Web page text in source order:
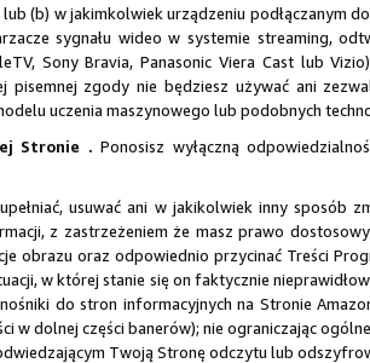
lub (b) w jakimkolwiek urządzeniu podłączanym
sygnału wideo w systemie streaming,
Sony Bravia, Panasonic Viera Cast lub
pisemnej zgody nie będziesz używać ani
uczenia maszynowego lub podobnych
Stronie . Ponosisz wyłączną
usuwać ani w jakikolwiek inny sposób
z zastrzeżeniem że masz prawo
obrazu oraz odpowiednio przycinać Treści
w której stanie się on faktycznie
do stron informacyjnych na Stronie
w dolnej części banerów); nie ograniczając
Twoją Stronę odczytu lub